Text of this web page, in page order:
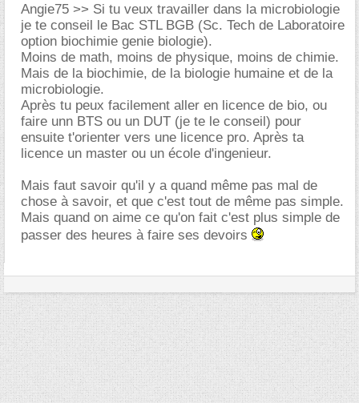
Angie75 >> Si tu veux travailler dans la microbiologie
je te conseil le Bac STL BGB (Sc. Tech de Laboratoire
option biochimie genie biologie).
Moins de math, moins de physique, moins de chimie.
Mais de la biochimie, de la biologie humaine et de la
microbiologie.
Après tu peux facilement aller en licence de bio, ou
faire unn BTS ou un DUT (je te le conseil) pour
ensuite t'orienter vers une licence pro. Après ta
licence un master ou un école d'ingenieur.
Mais faut savoir qu'il y a quand même pas mal de
chose à savoir, et que c'est tout de même pas simple.
Mais quand on aime ce qu'on fait c'est plus simple de
passer des heures à faire ses devoirs